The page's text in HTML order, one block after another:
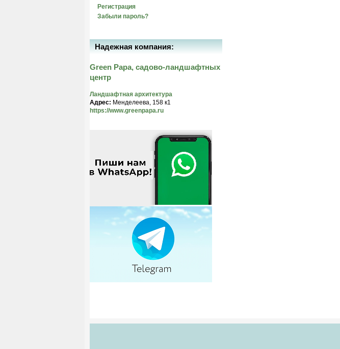
Регистрация
Забыли пароль?
Надежная компания:
Green Papa, садово-ландшафтных
центр
Ландшафтная архитектура
Адрес: Менделеева, 158 к1
https://www.greenpapa.ru